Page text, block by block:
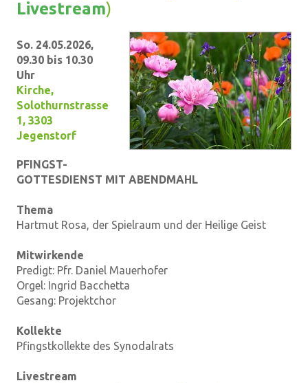
Live­stream)
So. 24.05.2026,
09.30 bis 10.30
Uhr
Kirche,
Solothurnstrasse
1, 3303
Jegenstorf
PFINGST-
GOTTESDIENST MIT ABENDMAHL
Thema
Hartmut Rosa, der Spielraum und der Heilige Geist
Mitwirkende
Predigt: Pfr. Daniel Mauerhofer
Orgel: Ingrid Bacchetta
Gesang: Projektchor
Kollekte
Pfingstkollekte des Synodalrats
Livestream